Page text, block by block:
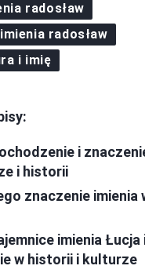
radosław
radosław
i imię
i
i historii
znaczenie imienia
imienia Łucja
w historii i kulturze